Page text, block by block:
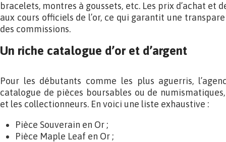
bracelets, montres à goussets, etc. Les prix d’achat et
aux cours officiels de l’or, ce qui garantit une
des commissions.
Un riche catalogue d’or et d’argent
Pour les débutants comme les plus aguerris,
catalogue de pièces boursables ou de
et les collectionneurs. En voici une liste exhaustive :
Pièce Souverain en Or ;
Pièce Maple Leaf en Or ;